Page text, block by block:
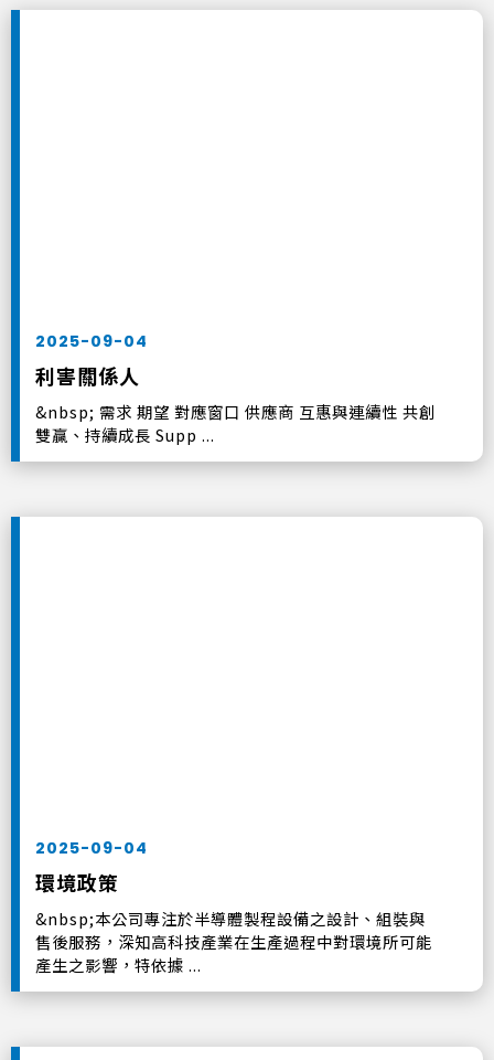
2025-09-04
利害關係人
&nbsp; 需求 期望 對應窗口 供應商 互惠與連續性 共創
雙贏、持續成長 Supp ...
2025-09-04
環境政策
&nbsp;本公司專注於半導體製程設備之設計、組裝與
售後服務，深知高科技產業在生產過程中對環境所可能
產生之影響，特依據 ...